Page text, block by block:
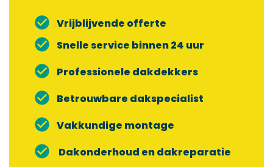
check_circle Vrijblijvende offerte
check_circle Snelle service binnen 24 uur
check_circle Professionele dakdekkers
check_circle Betrouwbare dakspecialist
check_circle Vakkundige montage
check_circle Dakonderhoud en dakreparatie